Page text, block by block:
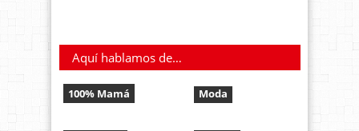
Aquí hablamos de…
100% Mamá Moda